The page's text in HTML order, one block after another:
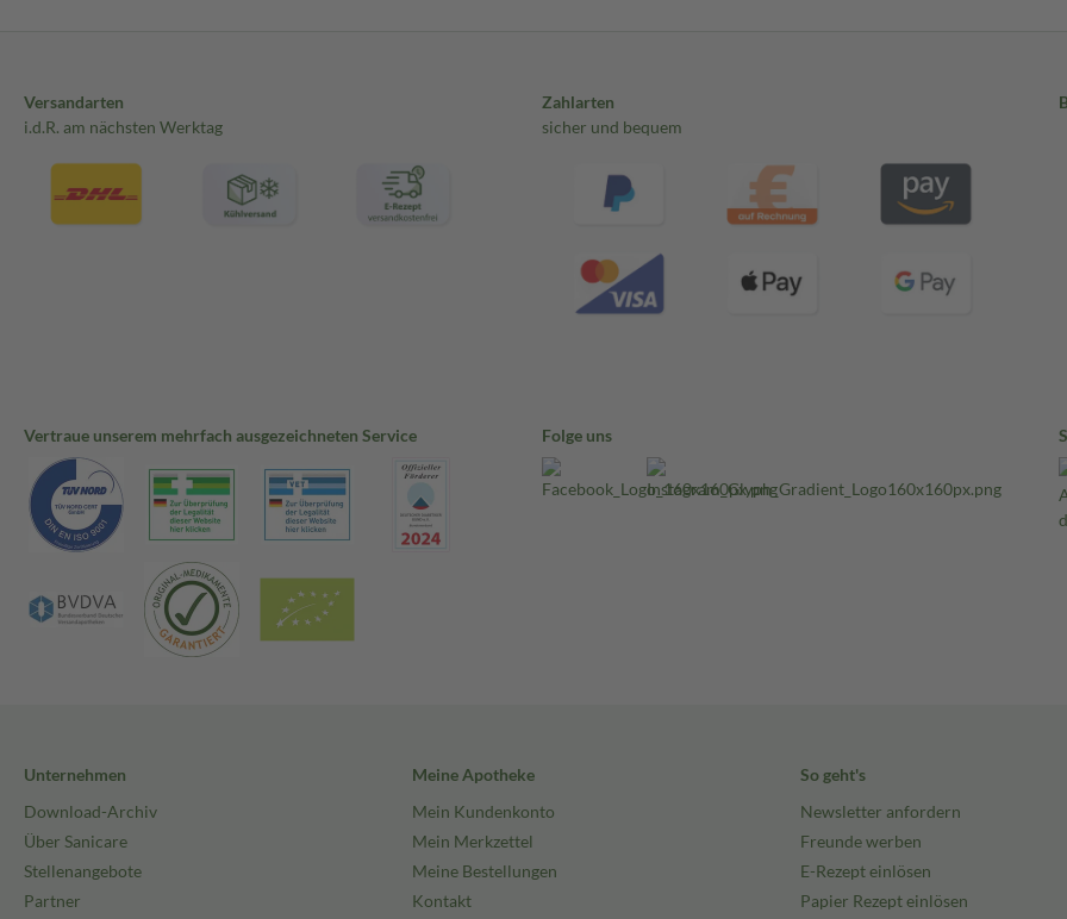
Versandarten
i.d.R. am nächsten Werktag
Zahlarten
sicher und bequem
Vertraue unserem mehrfach ausgezeichneten Service Folge uns
Unternehmen
Download-Archiv
Über Sanicare
Stellenangebote
Partner
Meine Apotheke
Mein Kundenkonto
Mein Merkzettel
Meine Bestellungen
Kontakt
So geht's
Newsletter anfordern
Freunde werben
E-Rezept einlösen
Papier Rezept einlösen